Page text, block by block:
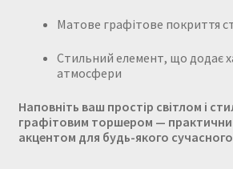
Матове графітове покриття
Стильний елемент, що додає
атмосфери
Наповніть ваш простір світлом і
графітовим торшером —
акцентом для будь-якого сучасного